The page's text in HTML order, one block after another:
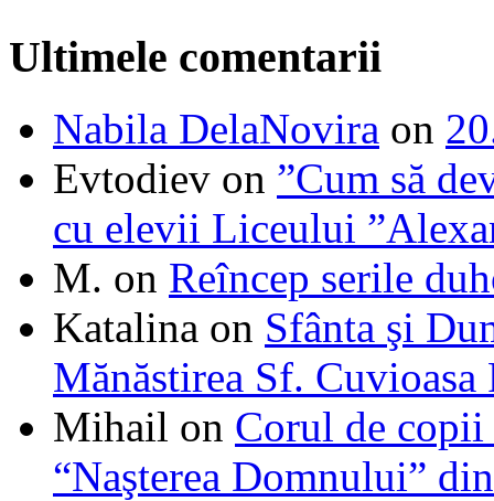
Ultimele comentarii
Nabila DelaNovira on
Evtodiev on ”Cum să
cu elevii Liceului
M. on Reîncep serile
Katalina on Sfânta şi
Mănăstirea Sf. Cuvioasa
Mihail on Corul de
“Naşterea Domnului”